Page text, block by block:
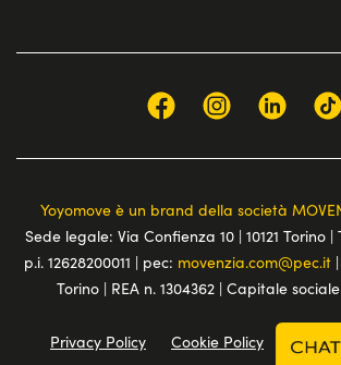
Yoyomove è un brand della società
Sede legale: Via Confienza 10 | 10121 Torino
p.i. 12628200011 | pec: movenzia.com@pec.it|
Torino | REA n. 1304362 | Capitale
Privacy Policy Cookie Policy Terms